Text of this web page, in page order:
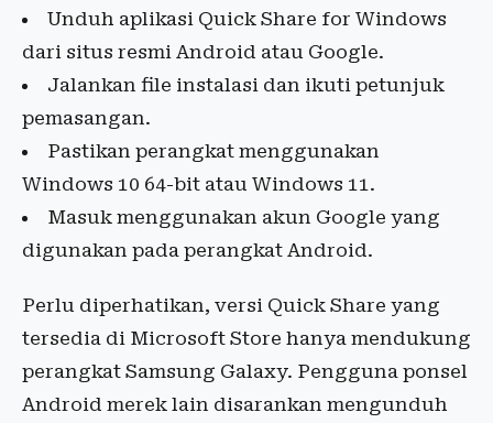
Unduh aplikasi Quick Share for Windows
dari situs resmi Android atau Google.
Jalankan file instalasi dan ikuti petunjuk
pemasangan.
Pastikan perangkat menggunakan
Windows 10 64-bit atau Windows 11.
Masuk menggunakan akun Google yang
digunakan pada perangkat Android.
Perlu diperhatikan, versi Quick Share yang
tersedia di Microsoft Store hanya mendukung
perangkat Samsung Galaxy. Pengguna ponsel
Android merek lain disarankan mengunduh